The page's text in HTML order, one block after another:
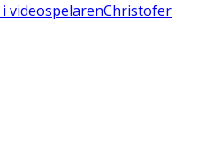
i videospelarenChristofer